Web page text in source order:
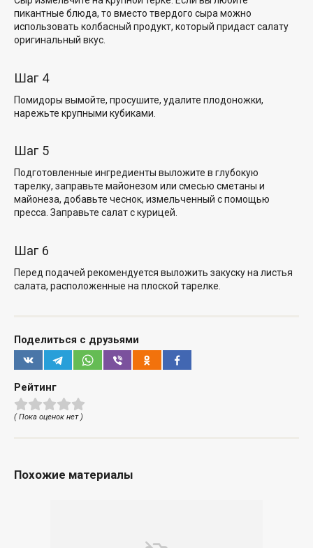
пикантные блюда, то вместо твердого сыра можно
использовать колбасный продукт, который придаст салату
оригинальный вкус.
Шаг 4
Помидоры вымойте, просушите, удалите плодоножки,
нарежьте крупными кубиками.
Шаг 5
Подготовленные ингредиенты выложите в глубокую
тарелку, заправьте майонезом или смесью сметаны и
майонеза, добавьте чеснок, измельченный с помощью
пресса. Заправьте салат с курицей.
Шаг 6
Перед подачей рекомендуется выложить закуску на листья
салата, расположенные на плоской тарелке.
Поделиться с друзьями
Рейтинг
( Пока оценок нет )
Похожие материалы